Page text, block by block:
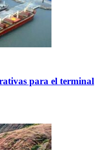
para el terminal